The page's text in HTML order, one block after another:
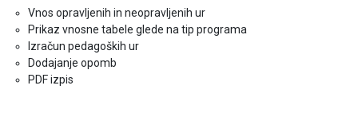
Vnos opravljenih in neopravljenih ur
Prikaz vnosne tabele glede na tip programa
Izračun pedagoških ur
Dodajanje opomb
PDF izpis